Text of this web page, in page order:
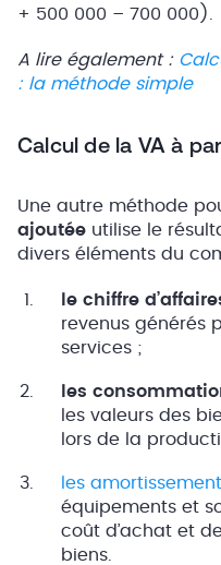
+ 500 000 – 700 000).
A lire également :
: la méthode simple
Calcul de la VA à
Une autre méthode
ajoutée utilise le
divers éléments du
le chiffre
revenus générés
services ;
les
les valeurs des
lors de la
les
équipements et
coût d’achat et
biens.